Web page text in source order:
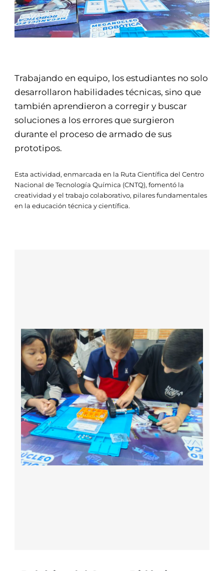
Trabajando en equipo, los estudiantes no solo
desarrollaron habilidades técnicas, sino que
también aprendieron a corregir y buscar
soluciones a los errores que surgieron
durante el proceso de armado de sus
prototipos.
Esta actividad, enmarcada en la Ruta Científica del Centro
Nacional de Tecnología Química (CNTQ), fomentó la
creatividad y el trabajo colaborativo, pilares fundamentales
en la educación técnica y científica.